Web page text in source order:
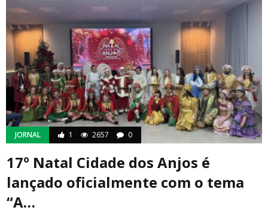
JORNAL 1 2657 0
17º Natal Cidade dos Anjos é
lançado oficialmente com o tema
“A…